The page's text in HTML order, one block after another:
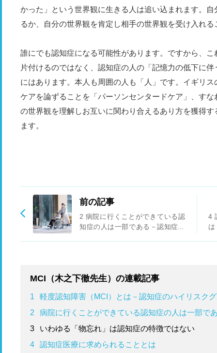
かった」という世界観に生きる人は追い込まれます。
るか、自分の世界観を肯定し相手の世界観を受け入れ
誰にでも認知症になる可能性があります。ですから、
片付けるのではなく、認知症の人の「記憶力の低下に
にはあります。本人も周囲の人も「人」です。イギリ
ケアを論ずることを「パーソンセンタードケア」、す
の世界観を理解しお互いに関わり合えるあり方を獲得
ます。
前の記事
2 病院に行くことができている認
知症の人は一部である－認知症の
4
は
MCI（木之下徹先生）の連載記事
1
軽度認知障害（MCI）とは－認知症のハイリスク
2
病院に行くことができている認知症の人は一部で
3
いわゆる「物忘れ」は認知症の特徴ではない
4
認知症医療に求められることとは